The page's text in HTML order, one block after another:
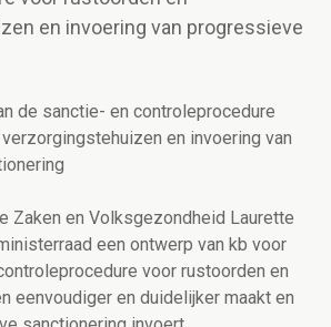
en invoering van progressieve
de sanctie- en controleprocedure
en invoering van
Zaken en Volksgezondheid Laurette
een ontwerp van kb voor
voor rustoorden en
eenvoudiger en duidelijker maakt en